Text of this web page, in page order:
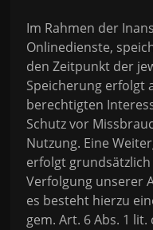
Im Rahmen der
Onlinedienste,
den Zeitpunkt der
Speicherung erfolgt
berechtigten
Schutz vor
Nutzung. Eine
erfolgt
Verfolgung unserer
es besteht hierzu
gem. Art. 6 Abs. 1 lit.